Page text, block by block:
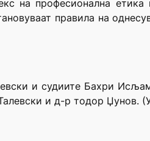
на професионална етика
правила на
и судиите Бахри
и д-р тодор Џунов.